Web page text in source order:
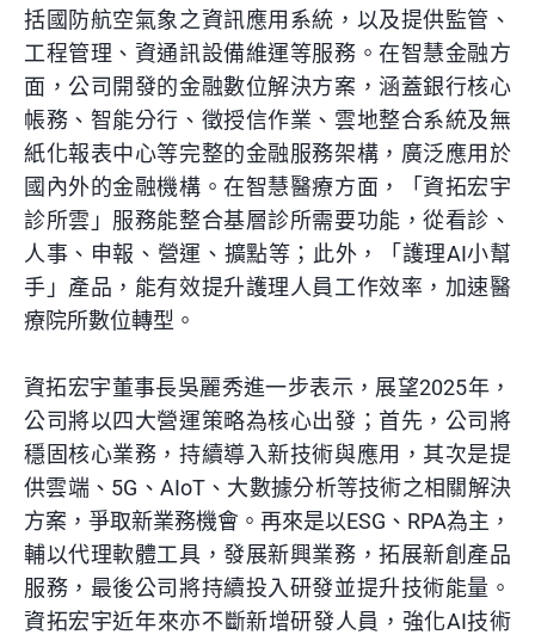
括國防航空氣象之資訊應用系統，以及提供監管、
工程管理、資通訊設備維運等服務。在智慧金融方
面，公司開發的金融數位解決方案，涵蓋銀行核心
帳務、智能分行、徵授信作業、雲地整合系統及無
紙化報表中心等完整的金融服務架構，廣泛應用於
國內外的金融機構。在智慧醫療方面，「資拓宏宇
診所雲」服務能整合基層診所需要功能，從看診、
人事、申報、營運、擴點等；此外，「護理AI小幫
手」產品，能有效提升護理人員工作效率，加速醫
療院所數位轉型。
資拓宏宇董事長吳麗秀進一步表示，展望2025年，
公司將以四大營運策略為核心出發；首先，公司將
穩固核心業務，持續導入新技術與應用，其次是提
供雲端、5G、AIoT、大數據分析等技術之相關解決
方案，爭取新業務機會。再來是以ESG、RPA為主，
輔以代理軟體工具，發展新興業務，拓展新創產品
服務，最後公司將持續投入研發並提升技術能量。
資拓宏宇近年來亦不斷新增研發人員，強化AI技術